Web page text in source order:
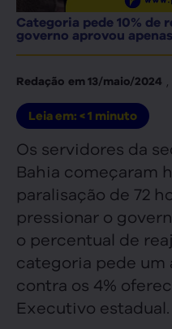
Categoria pede 10% de
governo aprovou
Redação em13/maio/2024 ,
Leia em: < 1 minuto
Os servidores da
Bahia começaram
paralisação de 72
pressionar o
o percentual de
categoria pede um
contra os 4%
Executivo estadual.